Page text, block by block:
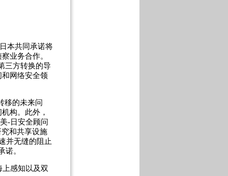
本共同承诺将
业务合作。
三方转换的导
网络安全领
移的未来问
构。此外，
-日安全顾问
和共享设施
并无缝的阻止
诺。
感知以及双